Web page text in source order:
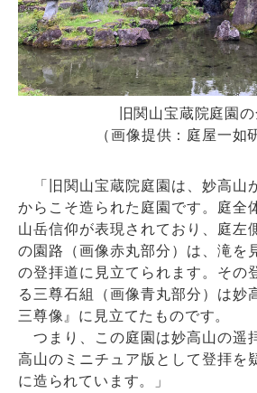
旧関山宝蔵院庭園
（画像提供：庭屋一如
「旧関山宝蔵院庭園は、妙高山
からこそ造られた庭園です。庭全
山岳信仰が表現されており、庭左
の園路（画像赤丸部分）は、滝を
の登拝道に見立てられます。その
る三尊石組（画像青丸部分）は妙
三尊像』に見立てたものです。
つまり、この庭園は妙高山の遥
高山のミニチュア版として登拝を
に造られています。」